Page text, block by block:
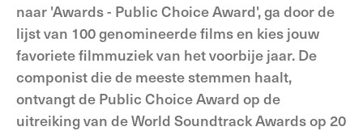
naar 'Awards - Public Choice Award', ga door de
lijst van 100 genomineerde films en kies jouw
favoriete filmmuziek van het voorbije jaar. De
componist die de meeste stemmen haalt,
ontvangt de Public Choice Award op de
uitreiking van de World Soundtrack Awards op 20